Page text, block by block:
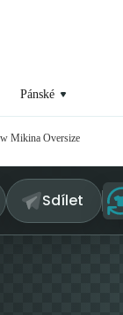
Pánské
Mikina Oversize
Sdílet